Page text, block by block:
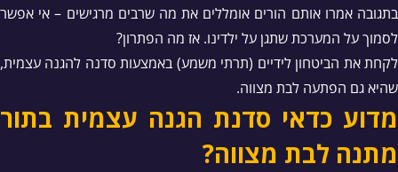
בתגובה אמרו אותם הורים אומללים את מה שרבים מרגישים – אי אפשר
לסמוך על המערכת שתגן על ילדינו. אז מה הפתרון?
לקחת את הביטחון לידיים (תרתי משמע) באמצעות סדנה להגנה עצמית,
שהיא גם הפתעה לבת מצווה.
מדוע כדאי סדנת הגנה עצמית בתור
מתנה לבת מצווה?